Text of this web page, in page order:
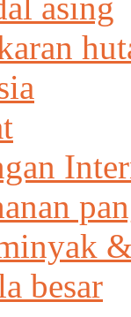
asing
besar